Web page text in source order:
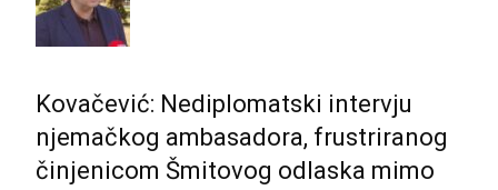
Kovačević: Nediplomatski intervju
njemačkog ambasadora, frustriranog
činjenicom Šmitovog odlaska mimo